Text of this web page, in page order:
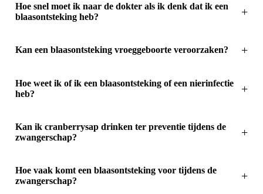
Hoe snel moet ik naar de dokter als ik denk dat ik een
blaasontsteking heb?
Kan een blaasontsteking vroeggeboorte veroorzaken?
Hoe weet ik of ik een blaasontsteking of een nierinfectie
heb?
Kan ik cranberrysap drinken ter preventie tijdens de
zwangerschap?
Hoe vaak komt een blaasontsteking voor tijdens de
zwangerschap?